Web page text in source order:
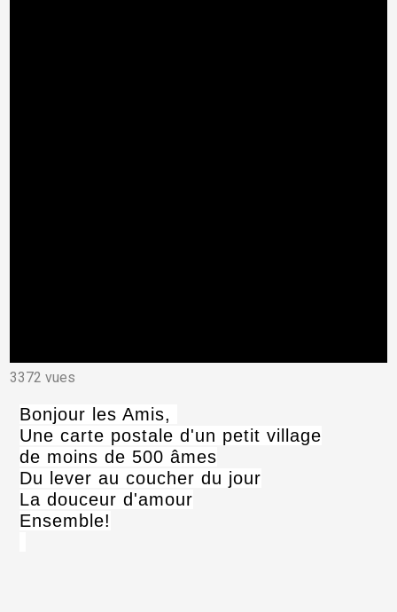
3372 vues
Bonjour les Amis,
Une carte postale d'un petit village
de moins de 500 âmes
Du lever au coucher du jour
La douceur d'amour
Ensemble!